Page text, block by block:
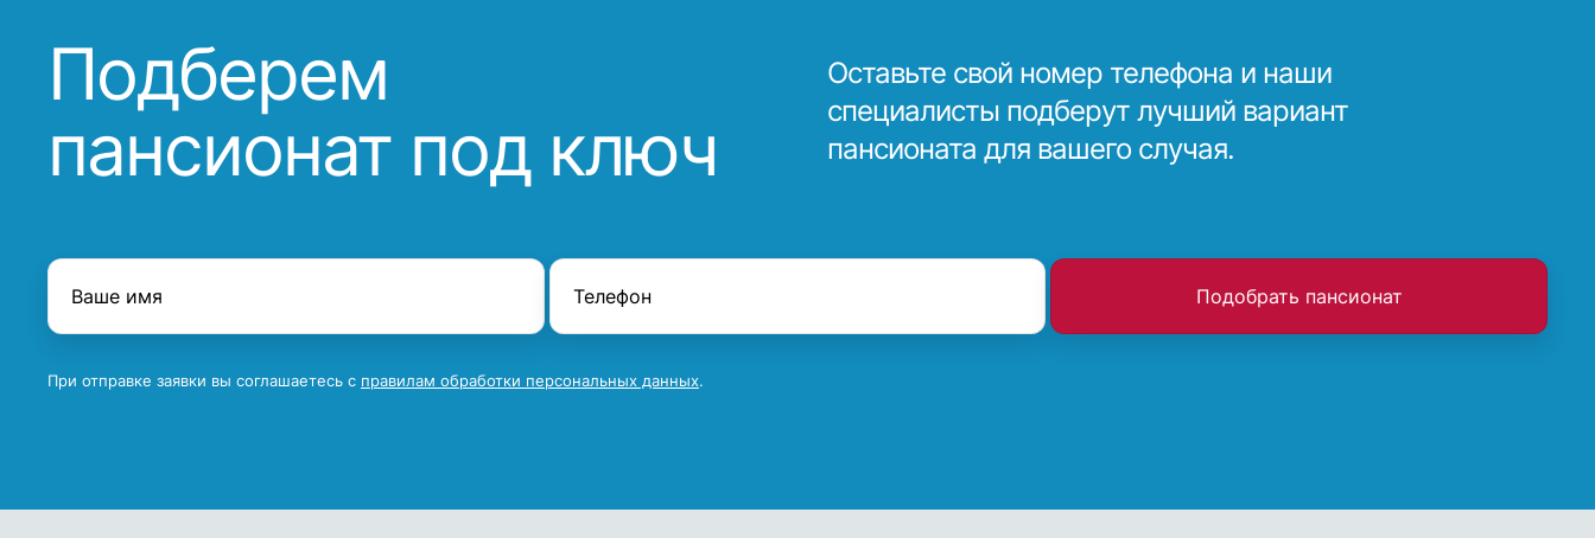
Подберем
пансионат под ключ
Оставьте свой номер телефона и наши
специалисты подберут лучший вариант
пансионата для вашего случая.
Подобрать пансионат
При отправке заявки вы соглашаетесь с правилам обработки персональных данных.